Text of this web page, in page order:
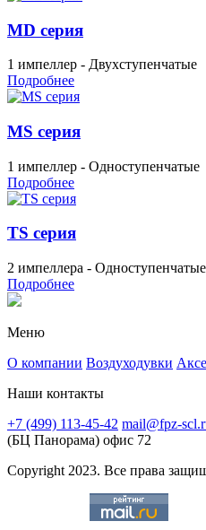
MD серия
1 импеллер - Двухступенчатые
Подробнее
MS серия
1 импеллер - Одноступенчатые
Подробнее
TS серия
2 импеллера - Одноступенчатые
Подробнее
Меню
О компании Воздуходувки
Наши контакты
+7 (499) 113-45-42 mail@fpz-
(БЦ Панорама) офис 72
Copyright 2023. Все права